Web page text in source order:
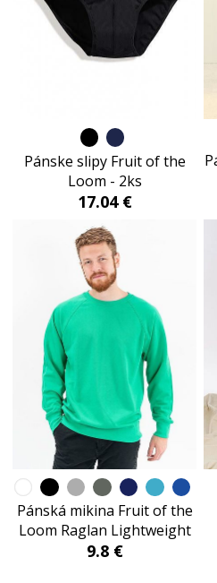
Pánske slipy Fruit of the
Loom - 2ks
17.04 €
Pánská mikina Fruit of the
Loom Raglan Lightweight
9.8 €